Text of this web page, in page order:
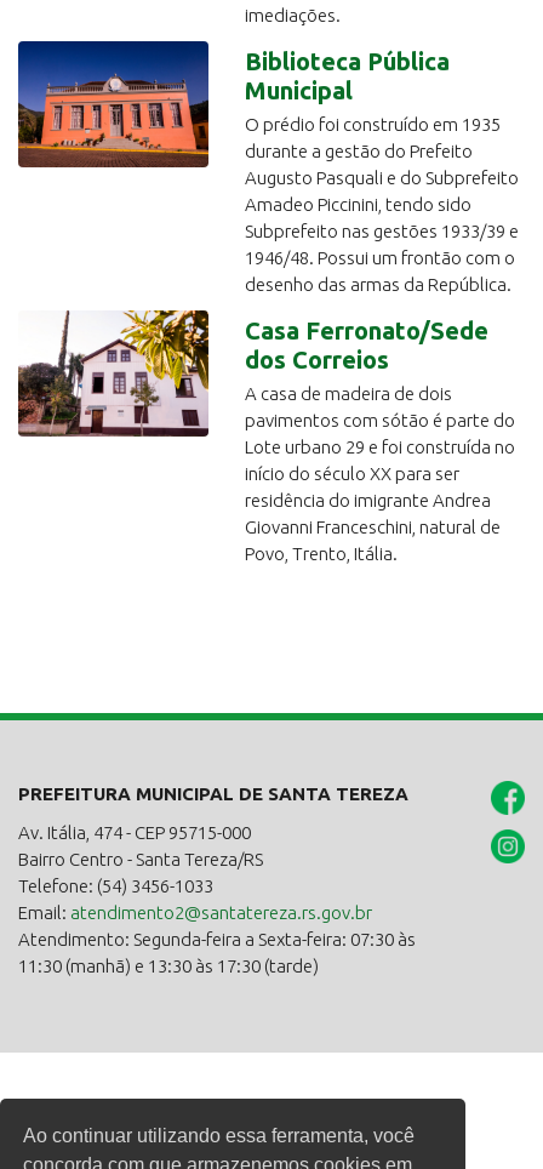
Ao continuar utilizando essa ferramenta, você
concorda com que armazenemos cookies em
imediações.
Biblioteca Pública
Municipal
O prédio foi construído em 1935
durante a gestão do Prefeito
Augusto Pasquali e do Subprefeito
Amadeo Piccinini, tendo sido
Subprefeito nas gestões 1933/39 e
1946/48. Possui um frontão com o
desenho das armas da República.
Casa Ferronato/Sede
dos Correios
A casa de madeira de dois
pavimentos com sótão é parte do
Lote urbano 29 e foi construída no
início do século XX para ser
residência do imigrante Andrea
Giovanni Franceschini, natural de
Povo, Trento, Itália.
PREFEITURA MUNICIPAL DE SANTA TEREZA
Av. Itália, 474 - CEP 95715-000
Bairro Centro - Santa Tereza/RS
Telefone: (54) 3456-1033
Email: atendimento2@santatereza.rs.gov.br
Atendimento: Segunda-feira a Sexta-feira: 07:30 às
11:30 (manhã) e 13:30 às 17:30 (tarde)